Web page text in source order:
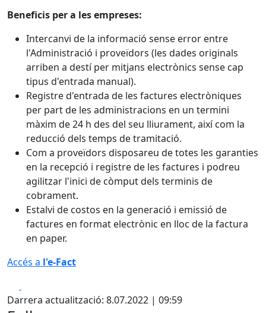
Beneficis per a les empreses:
Intercanvi de la informació sense error entre
l'Administració i proveïdors (les dades originals
arriben a destí per mitjans electrònics sense cap
tipus d'entrada manual).
Registre d'entrada de les factures electròniques
per part de les administracions en un termini
màxim de 24 h des del seu lliurament, així com la
reducció dels temps de tramitació.
Com a proveïdors disposareu de totes les garanties
en la recepció i registre de les factures i podreu
agilitzar l'inici de còmput dels terminis de
cobrament.
Estalvi de costos en la generació i emissió de
factures en format electrònic en lloc de la factura
en paper.
Accés a l'e-Fact
Darrera actualització: 8.07.2022 | 09:59